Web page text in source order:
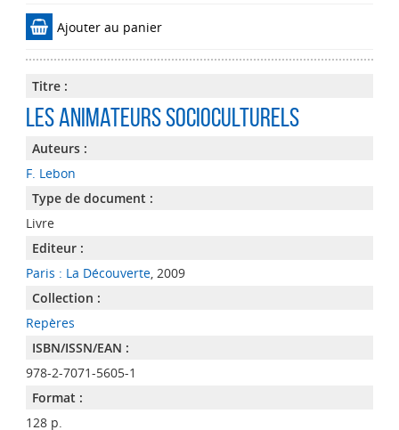
Ajouter au panier
Titre :
Les animateurs socioculturels
Auteurs :
F. Lebon
Type de document :
Livre
Editeur :
Paris : La Découverte, 2009
Collection :
Repères
ISBN/ISSN/EAN :
978-2-7071-5605-1
Format :
128 p.